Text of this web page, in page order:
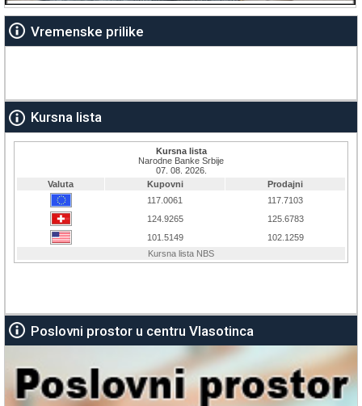
Vremenske prilike
Kursna lista
Poslovni prostor u centru Vlasotinca